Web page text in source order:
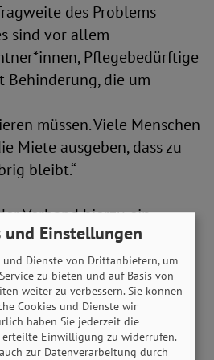
des Problems
sind vor allem
Pflegebedürftige
Behinderung, die um
müssen. Viele Menschen
Miete ausgeben, dass zu
bleibt.“
Verband hierzu ein
Das SoVD-
in Deutschland.
Ungleichheit und Armut“
trifft. Auch mit
Wohnen. Für alle!
SoVD zu Wort gemeldet
Einstellungen
und Dienste von Drittanbietern, um
zu bieten und auf Basis von
weiter zu verbessern. Sie können
Cookies und Dienste wir
haben Sie jederzeit die
Einwilligung zu widerrufen.
zur Datenverarbeitung durch